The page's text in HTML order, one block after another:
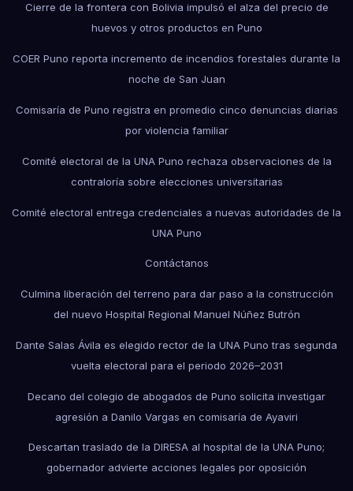
Cierre de la frontera con Bolivia impulsó el alza del precio de
huevos y otros productos en Puno
COER Puno reporta incremento de incendios forestales durante la
noche de San Juan
Comisaría de Puno registra en promedio cinco denuncias diarias
por violencia familiar
Comité electoral de la UNA Puno rechaza observaciones de la
contraloría sobre elecciones universitarias
Comité electoral entrega credenciales a nuevas autoridades de la
UNA Puno
Contáctanos
Culmina liberación del terreno para dar paso a la construcción
del nuevo Hospital Regional Manuel Núñez Butrón
Dante Salas Ávila es elegido rector de la UNA Puno tras segunda
vuelta electoral para el periodo 2026–2031
Decano del colegio de abogados de Puno solicita investigar
agresión a Danilo Vargas en comisaría de Ayaviri
Descartan traslado de la DIRESA al hospital de la UNA Puno;
gobernador advierte acciones legales por oposición